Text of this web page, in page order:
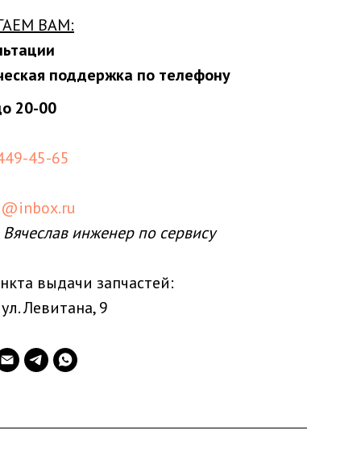
ВАМ:
поддержка по телефону
20-00
45-65
инженер по сервису
выдачи запчастей:
Левитана, 9